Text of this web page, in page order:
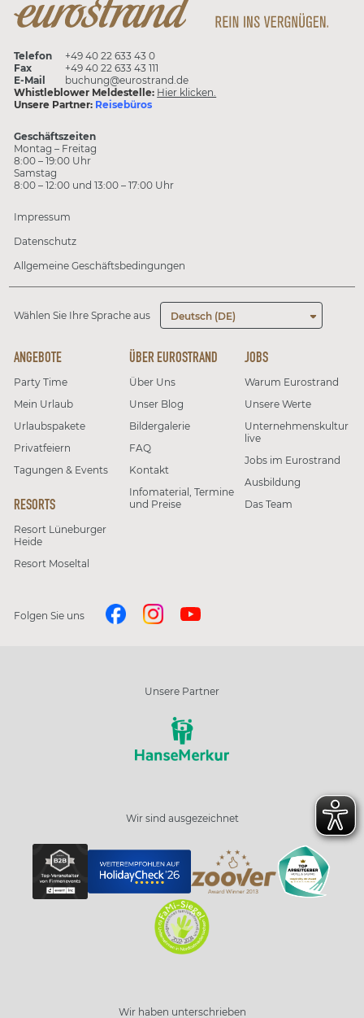
Telefon
+49 40 22 633 43 0
Fax
+49 40 22 633 43 111
E-Mail
buchung@eurostrand.de
Whistleblower Meldestelle: Hier klicken.
Unsere Partner: Reisebüros
Geschäftszeiten
Montag – Freitag
8:00 – 19:00 Uhr
Samstag
8:00 – 12:00 und 13:00 – 17:00 Uhr
Impressum
Datenschutz
Allgemeine Geschäftsbedingungen
Wählen Sie Ihre Sprache aus Deutsch (DE)
ANGEBOTE
Party Time
Mein Urlaub
Urlaubspakete
Privatfeiern
Tagungen & Events
RESORTS
Resort Lüneburger
Heide
Resort Moseltal
ÜBER EUROSTRAND
Über Uns
Unser Blog
Bildergalerie
FAQ
Kontakt
Infomaterial, Termine
und Preise
JOBS
Warum Eurostrand
Unsere Werte
Unternehmenskultur
live
Jobs im Eurostrand
Ausbildung
Das Team
Folgen Sie uns
Unsere Partner
Wir sind ausgezeichnet
Wir haben unterschrieben